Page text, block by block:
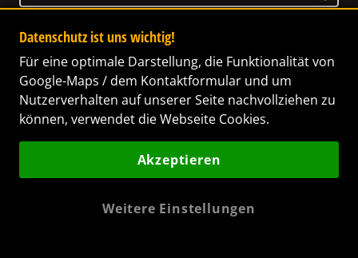
Grabsteine für Schleswig-Holstein
Grabsteine für Thüringen
Unser Anspruch
Das Leben ist ein Geschenk! – Nun haben wir
Datenschutz ist uns wichtig!
Für eine optimale Darstellung, die Funktionalität von
Google-Maps / dem Kontaktformular und um
Nutzerverhalten auf unserer Seite nachvollziehen zu
können, verwendet die Webseite Cookies.
Akzeptieren
Weitere Einstellungen